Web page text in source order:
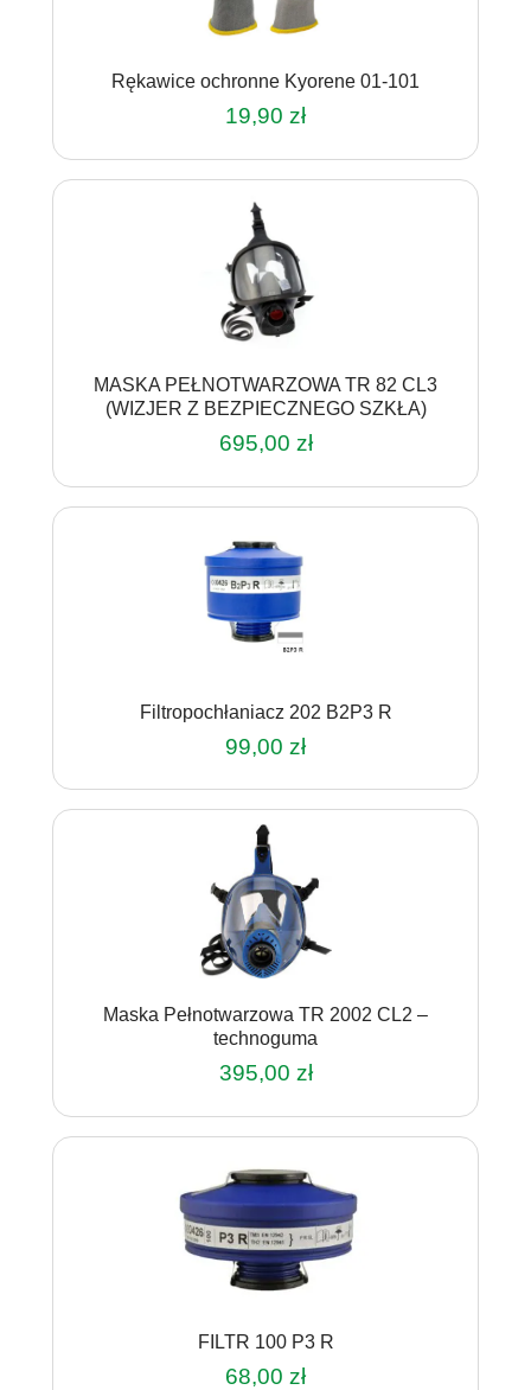
Rękawice ochronne Kyorene 01-101
19,90 zł
produkt
wiele
wariantów.
Opcje
można
wybrać
stronie
produktu
MASKA PEŁNOTWARZOWA TR 82 CL3
(WIZJER Z BEZPIECZNEGO SZKŁA)
695,00 zł
Filtropochłaniacz 202 B2P3 R
99,00 zł
Maska Pełnotwarzowa TR 2002 CL2 –
technoguma
395,00 zł
FILTR 100 P3 R
68,00 zł